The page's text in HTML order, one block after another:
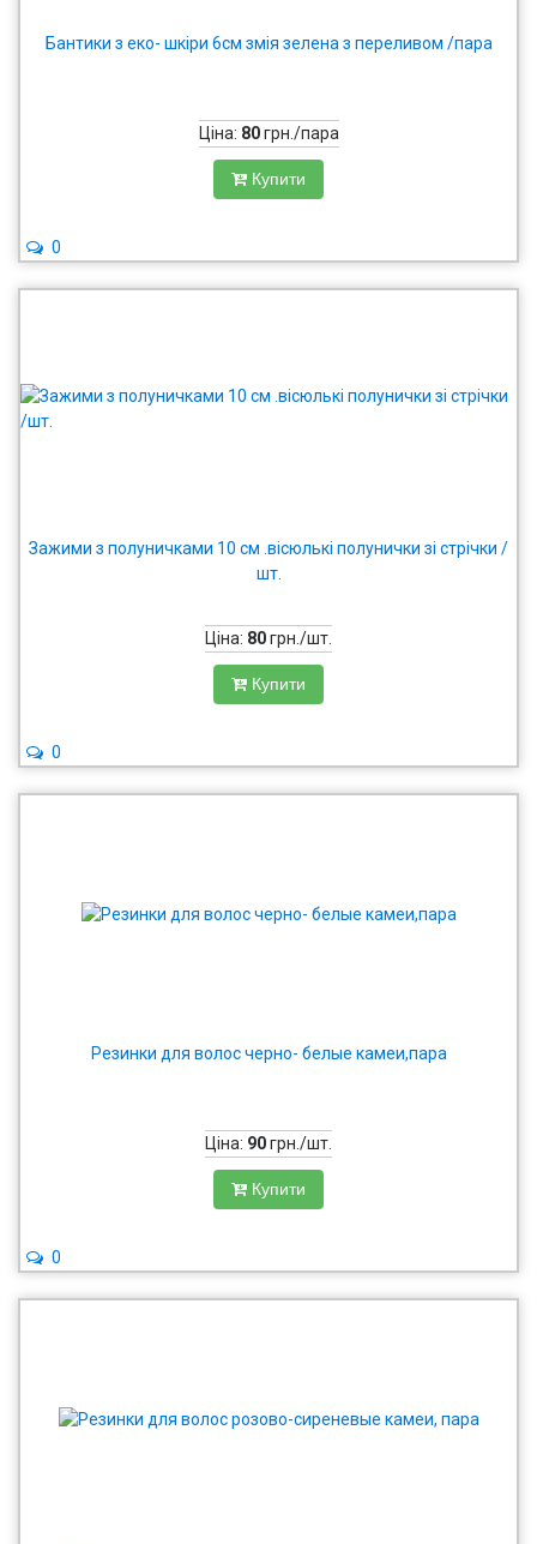
Бантики з еко- шкіри 6см змія зелена з переливом /пара
Ціна: 80грн./пара
Купити
0
Зажими з полуничками 10 см .вісюлькі полунички зі стрічки /
шт.
Ціна: 80грн./шт.
Купити
0
Резинки для волос черно- белые камеи,пара
Ціна: 90грн./шт.
Купити
0